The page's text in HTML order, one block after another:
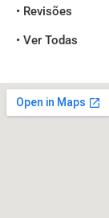
• Revisões
• Ver Todas